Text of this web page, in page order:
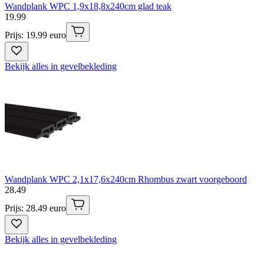
Wandplank WPC 1,9x18,8x240cm glad teak
19.99
Prijs: 19.99 euro
Bekijk alles in gevelbekleding
Wandplank WPC 2,1x17,6x240cm Rhombus zwart voorgeboord
28.49
Prijs: 28.49 euro
Bekijk alles in gevelbekleding